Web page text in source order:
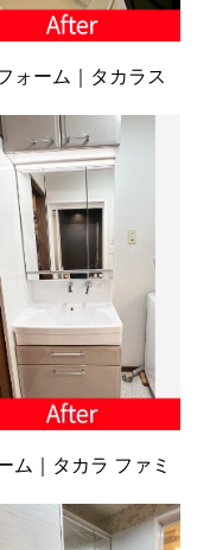
ォーム｜タカラス
ム｜タカラ ファミ